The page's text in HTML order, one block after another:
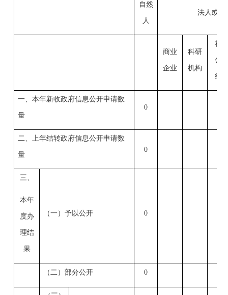
自然
人
法人或其
商业
企业
科研
机构
社
公
组
一、本年新收政府信息公开申请数
量
0
二、上年结转政府信息公开申请数
量
0
三、
本年
度办
理结
果
（一）予以公开 0
（二）部分公开 0